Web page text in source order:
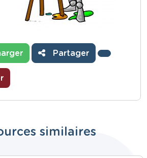
Partager
similaires